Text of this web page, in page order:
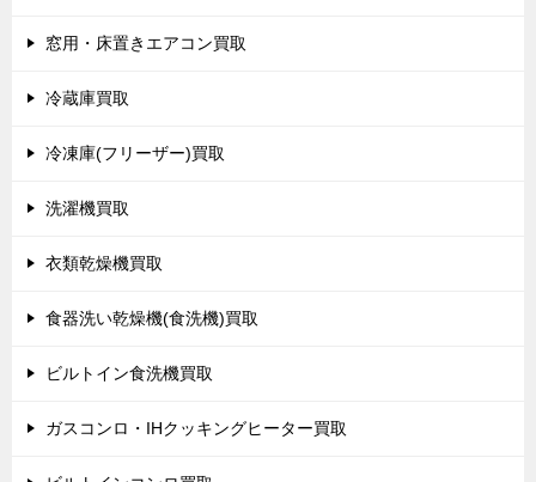
窓用・床置きエアコン買取
冷蔵庫買取
冷凍庫(フリーザー)買取
洗濯機買取
衣類乾燥機買取
食器洗い乾燥機(食洗機)買取
ビルトイン食洗機買取
ガスコンロ・IHクッキングヒーター買取